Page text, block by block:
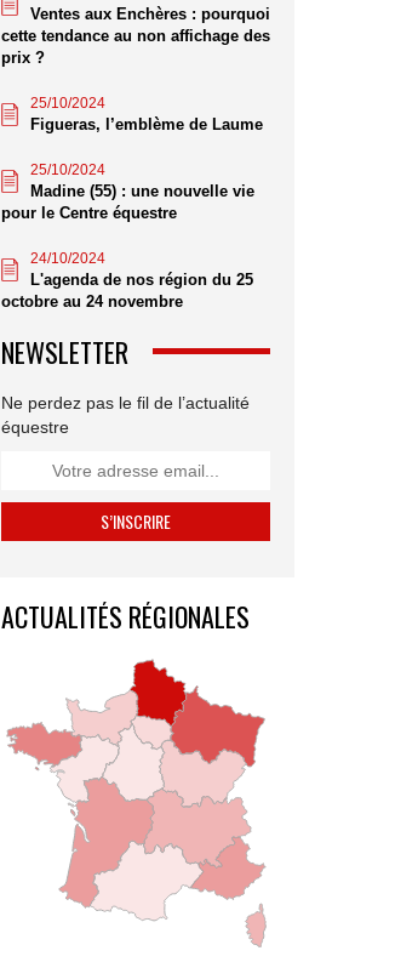
Ventes aux Enchères : pourquoi
cette tendance au non affichage des
prix ?
25/10/2024
Figueras, l’emblème de Laume
25/10/2024
Madine (55) : une nouvelle vie
pour le Centre équestre
24/10/2024
L'agenda de nos région du 25
octobre au 24 novembre
NEWSLETTER
Ne perdez pas le fil de l’actualité
équestre
ACTUALITÉS RÉGIONALES